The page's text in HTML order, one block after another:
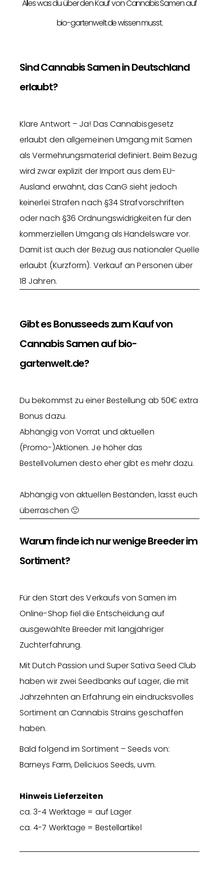
Alles was du über den Kauf von Cannabis Samen auf
bio-gartenwelt.de wissen musst.
Sind Cannabis Samen in Deutschland
erlaubt?
Klare Antwort – Ja! Das Cannabisgesetz
erlaubt den allgemeinen Umgang mit Samen
als Vermehrungsmaterial definiert. Beim Bezug
wird zwar explizit der Import aus dem EU-
Ausland erwähnt, das CanG sieht jedoch
keinerlei Strafen nach §34 Strafvorschriften
oder nach §36 Ordnungswidrigkeiten für den
kommerziellen Umgang als Handelsware vor.
Damit ist auch der Bezug aus nationaler Quelle
erlaubt (Kurzform). Verkauf an Personen über
18 Jahren.
Gibt es Bonusseeds zum Kauf von
Cannabis Samen auf bio-
gartenwelt.de?
Du bekommst zu einer Bestellung ab 50€ extra
Bonus dazu.
Abhängig von Vorrat und aktuellen
(Promo-)Aktionen. Je höher das
Bestellvolumen desto eher gibt es mehr dazu.
Abhängig von aktuellen Beständen, lasst euch
überraschen 🙂
Warum finde ich nur wenige Breeder im
Sortiment?
Für den Start des Verkaufs von Samen im
Online-Shop fiel die Entscheidung auf
ausgewählte Breeder mit langjähriger
Zuchterfahrung.
Mit Dutch Passion und Super Sativa Seed Club
haben wir zwei Seedbanks auf Lager, die mit
Jahrzehnten an Erfahrung ein eindrucksvolles
Sortiment an Cannabis Strains geschaffen
haben.
Bald folgend im Sortiment – Seeds von:
Barneys Farm, Deliciuos Seeds, uvm.
Hinweis Lieferzeiten
ca. 3-4 Werktage = auf Lager
ca. 4-7 Werktage = Bestellartikel